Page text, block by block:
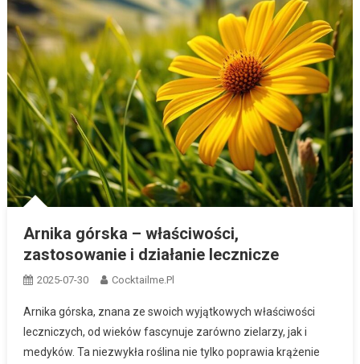
Arnika górska – właściwości,
zastosowanie i działanie lecznicze
2025-07-30 Cocktailme.pl
Arnika górska, znana ze swoich wyjątkowych właściwości
leczniczych, od wieków fascynuje zarówno zielarzy, jak i
medyków. Ta niezwykła roślina nie tylko poprawia krążenie